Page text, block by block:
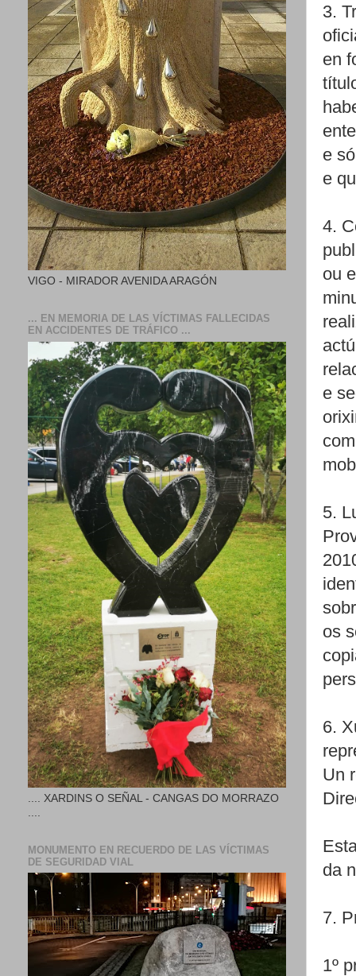
3.
en
e
e
4.
ou
e
5.
os
6.
Un
da
7.
1º
VIGO - MIRADOR AVENIDA ARAGÓN
... EN MEMORIA DE LAS VÍCTIMAS FALLECIDAS
EN ACCIDENTES DE TRÁFICO ...
.... XARDINS O SEÑAL - CANGAS DO MORRAZO
MONUMENTO EN RECUERDO DE LAS VÍCTIMAS
DE SEGURIDAD VIAL